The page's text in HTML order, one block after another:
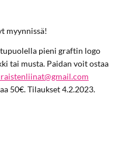
myynnissä!
pieni graftin logo
tai musta. Paidan voit ostaa
50€. Tilaukset 4.2.2023.